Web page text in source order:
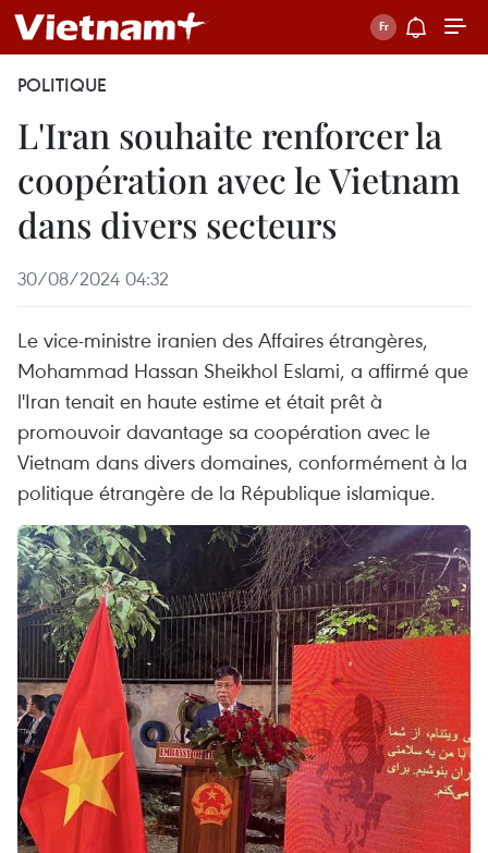
POLITIQUE
L'Iran souhaite renforcer la
coopération avec le Vietnam
dans divers secteurs
30/08/2024 04:32
Le vice-ministre iranien des Affaires étrangères,
Mohammad Hassan Sheikhol Eslami, a affirmé que
l'Iran tenait en haute estime et était prêt à
promouvoir davantage sa coopération avec le
Vietnam dans divers domaines, conformément à la
politique étrangère de la République islamique.